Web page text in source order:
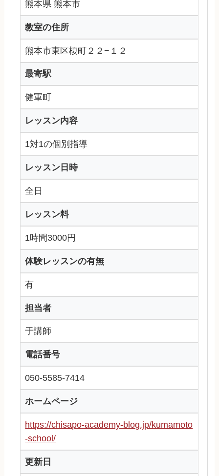
熊本県 熊本市
教室の住所
熊本市東区榎町２２−１２
最寄駅
健軍町
レッスン内容
1対1の個別指導
レッスン日時
全日
レッスン料
1時間3000円
体験レッスンの有無
有
担当者
于講師
電話番号
050-5585-7414
ホームページ
https://chisapo-academy-blog.jp/kumamoto
-school/
更新日